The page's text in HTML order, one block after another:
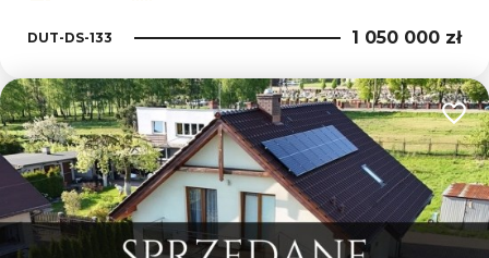
DUT-DS-133 1 050 000 zł